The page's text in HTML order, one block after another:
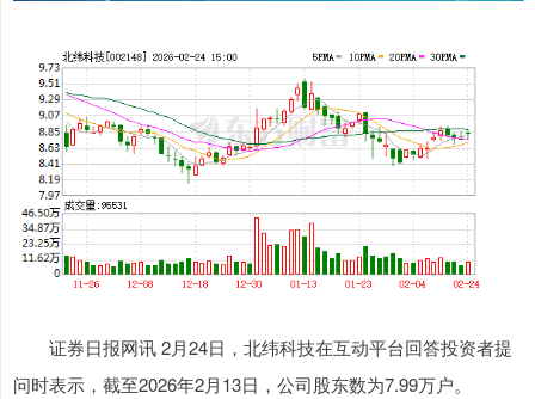
证券日报网讯 2月24日，北纬科技在互动平台回答投资者提
问时表示，截至2026年2月13日，公司股东数为7.99万户。